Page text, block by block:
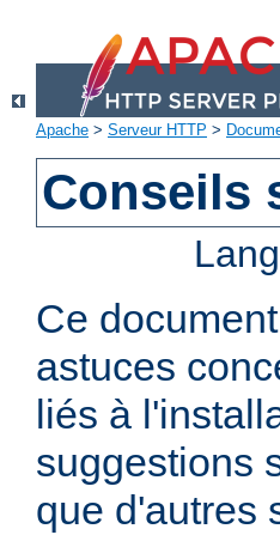
Apache > Serveur HTTP >
Conseils
Ce
astuces
liés à
suggestions
que d'autres